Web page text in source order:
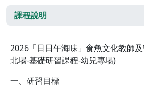
課程說明
2026「日日午海味」食魚文化教師
北場-基礎研習課程-幼兒專場)
一、研習目標